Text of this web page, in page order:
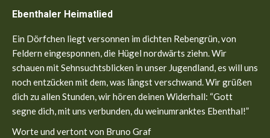
opens
in
new
window
opens
in
new
window
Ebenthaler Heimatlied
Ein Dörfchen liegt versonnen im dichten Rebengrün, von
Feldern eingesponnen, die Hügel nordwärts ziehn. Wir
schauen mit Sehnsuchtsblicken in unser Jugendland, es will uns
noch entzücken mit dem, was längst verschwand. Wir grüßen
dich zu allen Stunden, wir hören deinen Widerhall: “Gott
segne dich, mit uns verbunden, du weinumranktes Ebenthal!”
Worte und vertont von Bruno Graf